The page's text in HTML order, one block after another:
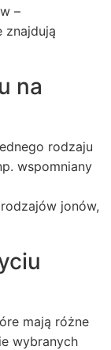
–
znajdują
na
rodzaju
wspomniany
jonów,
mają różne
wybranych